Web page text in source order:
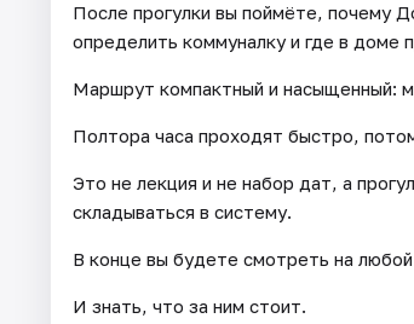
После прогулки вы поймёте, почему
определить коммуналку и где в доме
Маршрут компактный и насыщенный:
Полтора часа проходят быстро,
Это не лекция и не набор дат, а
складываться в систему.
В конце вы будете смотреть на
И знать, что за ним стоит.